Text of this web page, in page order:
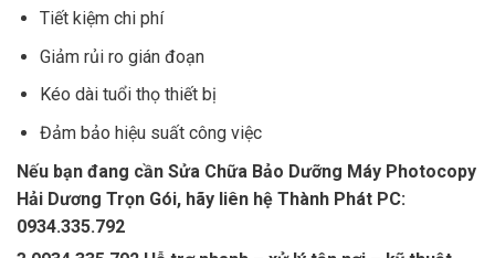
Tiết kiệm chi phí
Giảm rủi ro gián đoạn
Kéo dài tuổi thọ thiết bị
Đảm bảo hiệu suất công việc
Nếu bạn đang cần Sửa Chữa Bảo Dưỡng Máy Photocopy
Hải Dương Trọn Gói, hãy liên hệ Thành Phát PC:
0934.335.792